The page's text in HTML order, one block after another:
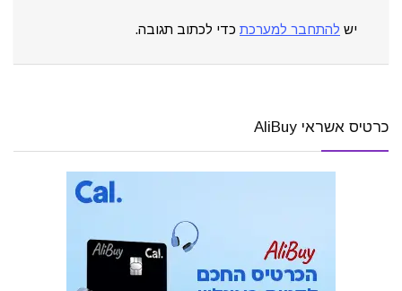
יש להתחבר למערכת כדי לכתוב תגובה.
כרטיס אשראי AliBuy